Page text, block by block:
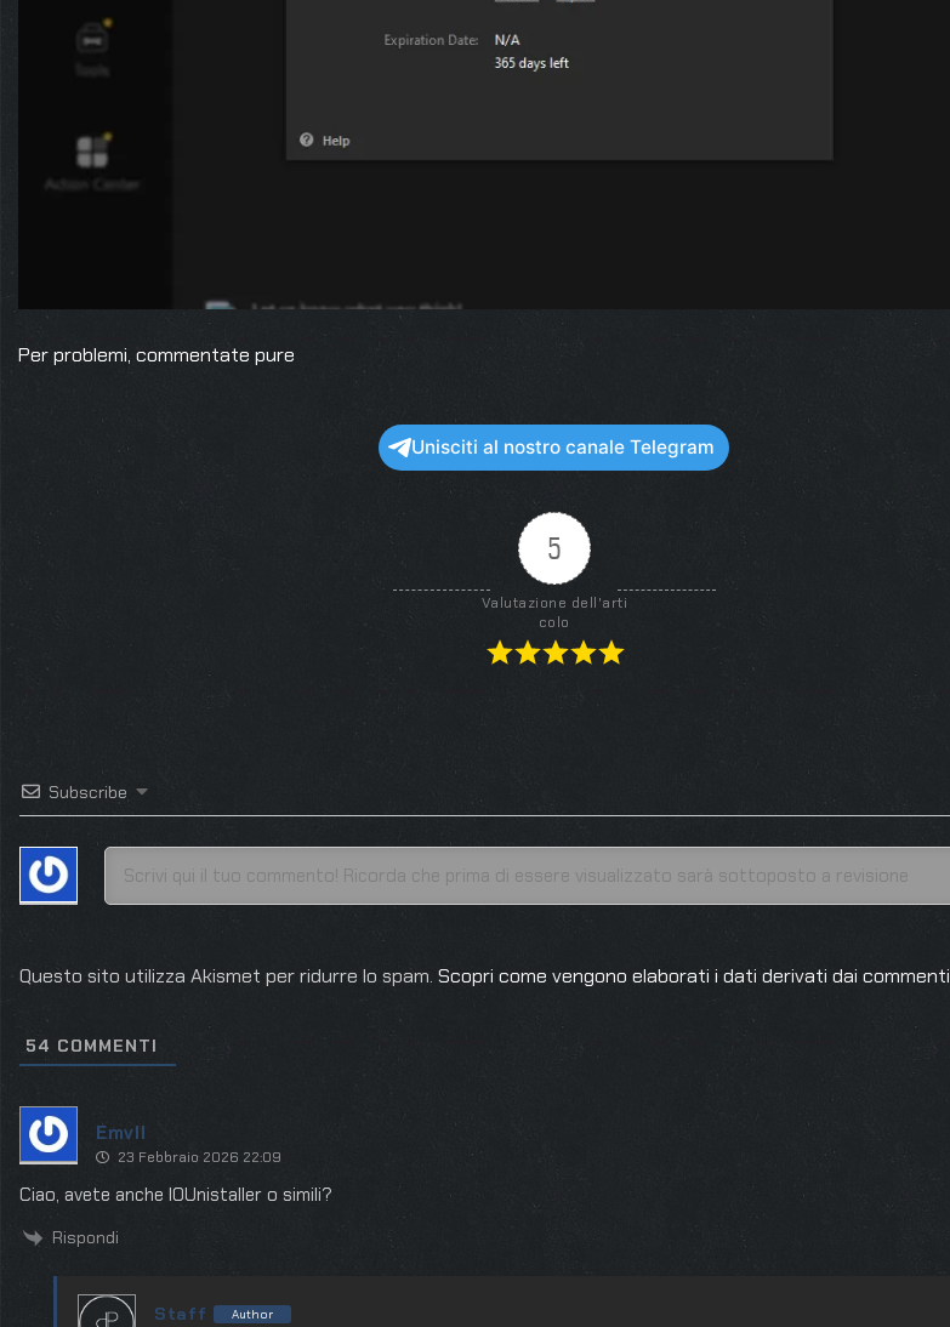
Per problemi, commentate pure
Unisciti al nostro canale Telegram
5
Valutazione dell'arti
colo
Subscribe
Questo sito utilizza Akismet per ridurre lo spam. Scopri come vengono elaborati i dati derivati dai commenti
54 COMMENTI
Emvll
23 Febbraio 2026 22:09
Ciao, avete anche IOUnistaller o simili?
Rispondi
Staff Author